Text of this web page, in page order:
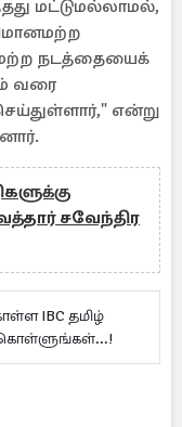
மட்டுமல்லாமல்,
நடத்தையைக்
வரை
என்று
சவேந்திர
IBC தமிழ்